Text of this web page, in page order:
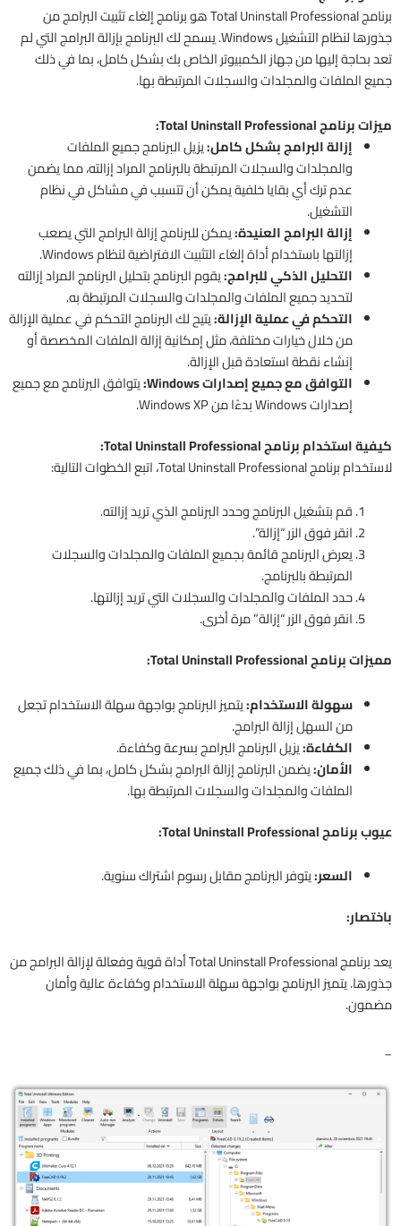
برنامج Total Uninstall Professional هو برنامج إلغاء تثبيت البرامج من
جذورها لنظام التشغيل Windows. يسمح لك البرنامج بإزالة البرامج التي لم
تعد بحاجة إليها من جهاز الكمبيوتر الخاص بك بشكل كامل، بما في ذلك
جميع الملفات والمجلدات والسجلات المرتبطة بها.
ميزات برنامج Total Uninstall Professional:
إزالة البرامج بشكل كامل:يزيل البرنامج جميع الملفات
والمجلدات والسجلات المرتبطة بالبرنامج المراد إزالته، مما يضمن
عدم ترك أي بقايا خلفية يمكن أن تتسبب في مشاكل في نظام
التشغيل.
إزالة البرامج العنيدة:يمكن للبرنامج إزالة البرامج التي يصعب
إزالتها باستخدام أداة إلغاء التثبيت الافتراضية لنظام Windows.
التحليل الذكي للبرامج:يقوم البرنامج بتحليل البرنامج المراد إزالته
لتحديد جميع الملفات والمجلدات والسجلات المرتبطة به.
التحكم في عملية الإزالة:يتيح لك البرنامج التحكم في عملية الإزالة
من خلال خيارات مختلفة، مثل إمكانية إزالة الملفات المخصصة أو
إنشاء نقطة استعادة قبل الإزالة.
التوافق مع جميع إصدارات Windows:
يتوافق البرنامج مع جميع
إصدارات Windows بدءًا من Windows XP.
كيفية استخدام برنامج Total Uninstall Professional:
لاستخدام برنامج Total Uninstall Professional، اتبع الخطوات التالية:
قم بتشغيل البرنامج وحدد البرنامج الذي تريد إزالته.
انقر فوق الزر “إزالة”.
يعرض البرنامج قائمة بجميع الملفات والمجلدات والسجلات
المرتبطة بالبرنامج.
حدد الملفات والمجلدات والسجلات التي تريد إزالتها.
انقر فوق الزر “إزالة” مرة أخرى.
مميزات برنامج Total Uninstall Professional:
سهولة الاستخدام:يتميز البرنامج بواجهة سهلة الاستخدام تجعل
من السهل إزالة البرامج.
الكفاءة:يزيل البرنامج البرامج بسرعة وكفاءة.
الأمان:يضمن البرنامج إزالة البرامج بشكل كامل، بما في ذلك جميع
الملفات والمجلدات والسجلات المرتبطة بها.
عيوب برنامج Total Uninstall Professional:
السعر:يتوفر البرنامج مقابل رسوم اشتراك سنوية.
باختصار:
يعد برنامج Total Uninstall Professional أداة قوية وفعالة لإزالة البرامج من
جذورها. يتميز البرنامج بواجهة سهلة الاستخدام وكفاءة عالية وأمان
مضمون.
_